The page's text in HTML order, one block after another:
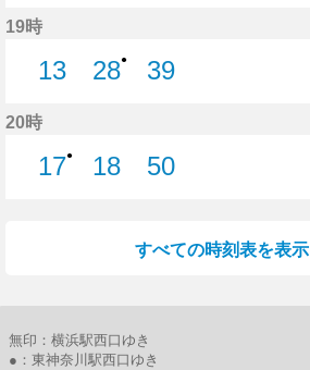
19時
13
28●
39
20時
17●
18
50
すべての時刻表を表示
無印：横浜駅西口ゆき
●：東神奈川駅西口ゆき